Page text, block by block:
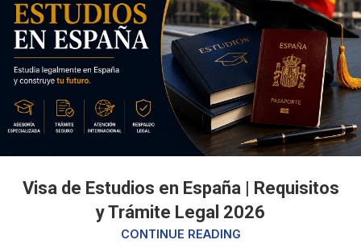
Visa de Estudios en España | Requisitos
y Trámite Legal 2026
CONTINUE READING